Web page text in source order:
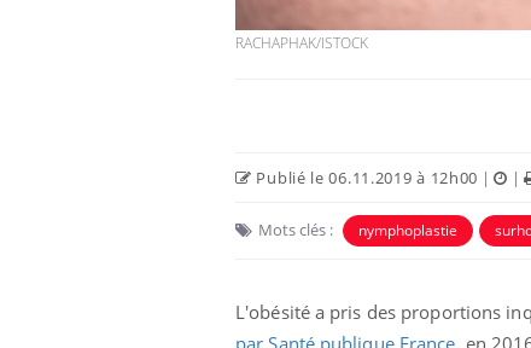
RACHAPHAK/ISTOCK
Publié le 06.11.2019 à 12h00 | |
Mots clés : nymphoplastie
L'obésité a pris des proportions
Carence en fer : comprendre pour
même alopécie… Les symptômes de la
carence en fer sont multiples ce qui la rend